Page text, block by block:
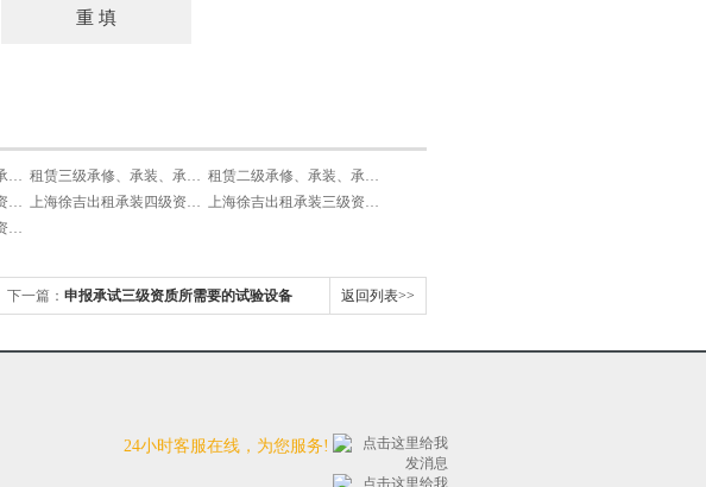
租赁四级承修、承装、承试类资质试验设备 租赁三级承修、承装、承试类资质试验设备
租赁二级承修、承装、承试类资质试验设备
上海徐吉出租承装五级资质设备 上海徐吉出租承装四级资质设备
上海徐吉出租承装三级资质设备
上海徐吉出租承装一级资质设备
下一篇： 申报承试三级资质所需要的试验设备 返回列表>>
24小时客服在线，为您服务!